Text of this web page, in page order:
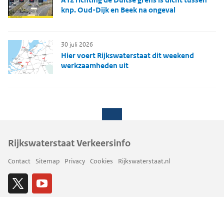
knp. Oud-Dijk en Beek na ongeval
Hier voert Rijkswaterstaat dit weekend
werkzaamheden uit
30 juli 2026
Rijkswaterstaat Verkeersinfo
Contact Sitemap Privacy Cookies Rijkswaterstaat.nl